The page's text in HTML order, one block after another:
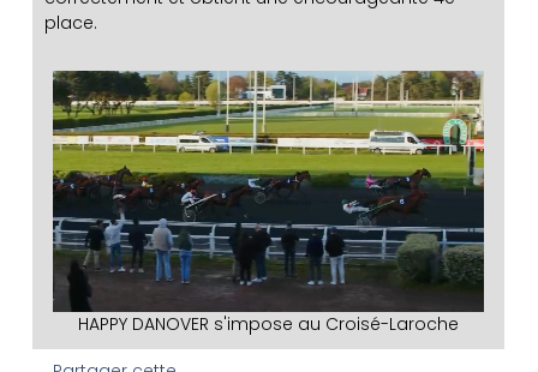
place.
HAPPY DANOVER s'impose au Croisé-Laroche